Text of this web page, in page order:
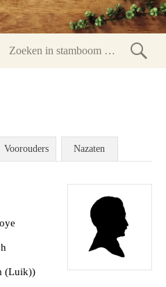
Voorouders Nazaten
(Luik))